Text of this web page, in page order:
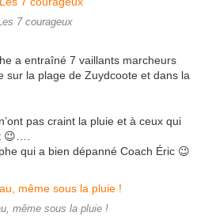
7 courageux
a entraîné 7 vaillants marcheurs
sur la plage de Zuydcoote et dans la
pas craint la pluie et à ceux qui
😉….
qui a bien dépanné Coach Éric 😉
même sous la pluie !